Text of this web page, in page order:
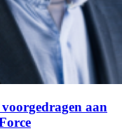
aan